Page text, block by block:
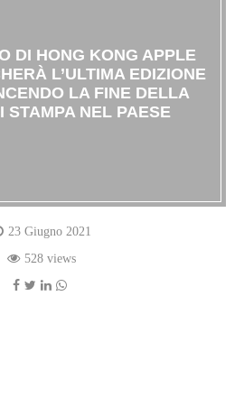
DI HONG KONG APPLE
L’ULTIMA EDIZIONE
LA FINE DELLA
STAMPA NEL PAESE
23 Giugno 2021
528 views